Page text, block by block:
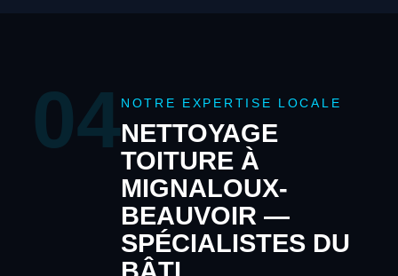
04NOTRE EXPERTISE LOCALE
NETTOYAGE
TOITURE À
MIGNALOUX-
BEAUVOIR —
SPÉCIALISTES DU